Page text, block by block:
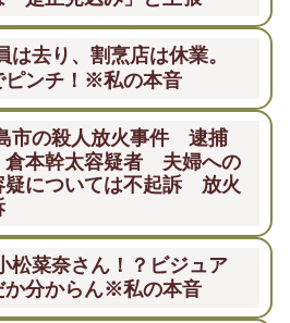
は去り、割烹店は休業。
ピンチ！※私の本音
市の殺人放火事件 逮捕
倉本幹太容疑者 夫婦への
疑については不起訴 放火
松菜奈さん！？ビジュア
か分からん※私の本音